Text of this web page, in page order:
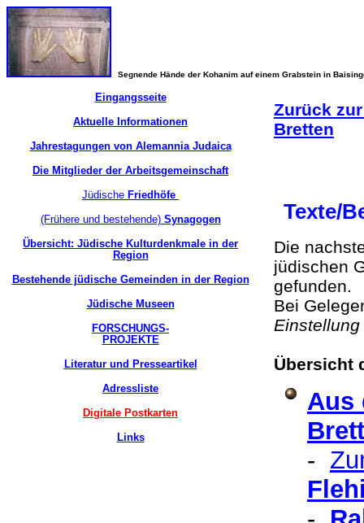
Segnende Hände der Kohanim auf einem Grabstein in
Eingangsseite
Aktuelle Informationen
Jahrestagungen von Alemannia Judaica
Die Mitglieder der Arbeitsgemeinschaft
Jüdische Friedhöfe
(Frühere und bestehende)Synagogen
Übersicht: Jüdische Kulturdenkmale in der
Region
Bestehende jüdische Gemeinden in der Region
Jüdische Museen
FORSCHUNGS-
PROJEKTE
Literatur und Presseartikel
Adressliste
Digitale Postkarten
Links
Zurück
Bretten
Texte/
Die
jüdischen
gefunden.
Bei
Übersicht
Aus
-